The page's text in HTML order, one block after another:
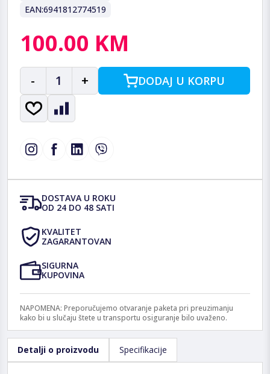
EAN:6941812774519
100.00 KM
- 1 + DODAJ U KORPU
DOSTAVA U ROKU
OD 24 DO 48 SATI
KVALITET
ZAGARANTOVAN
SIGURNA
KUPOVINA
NAPOMENA: Preporučujemo otvaranje paketa pri preuzimanju
kako bi u slučaju štete u transportu osiguranje bilo uvaženo.
Detalji o proizvodu Specifikacije